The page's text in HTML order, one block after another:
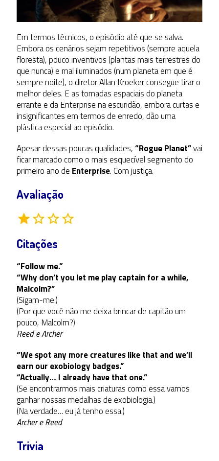
Em termos técnicos, o episódio até que se salva.
Embora os cenários sejam repetitivos (sempre aquela
floresta), pouco inventivos (plantas mais terrestres do
que nunca) e mal iluminados (num planeta em que é
sempre noite), o diretor Allan Kroeker consegue tirar o
melhor deles. E as tomadas espaciais do planeta
errante e da Enterprise na escuridão, embora curtas e
insignificantes em termos de enredo, dão uma
plástica especial ao episódio.
Apesar dessas poucas qualidades,“Rogue Planet”vai
ficar marcado como o mais esquecível segmento do
primeiro ano de Enterprise. Com justiça.
Avaliação
Citações
“Follow me.”
“Why don’t you let me play captain for a while,
Malcolm?”
(Sigam-me.)
(Por que você não me deixa brincar de capitão um
pouco, Malcolm?)
Reed e Archer
“We spot any more creatures like that and we’ll
earn our exobiology badges.”
“Actually… I already have that one.”
(Se encontrarmos mais criaturas como essa vamos
ganhar nossas medalhas de exobiologia.)
(Na verdade… eu já tenho essa.)
Archer e Reed
Trivia